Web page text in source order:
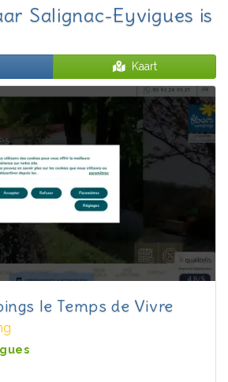
Salignac-Eyvigues is
Kaart
le Temps de Vivre